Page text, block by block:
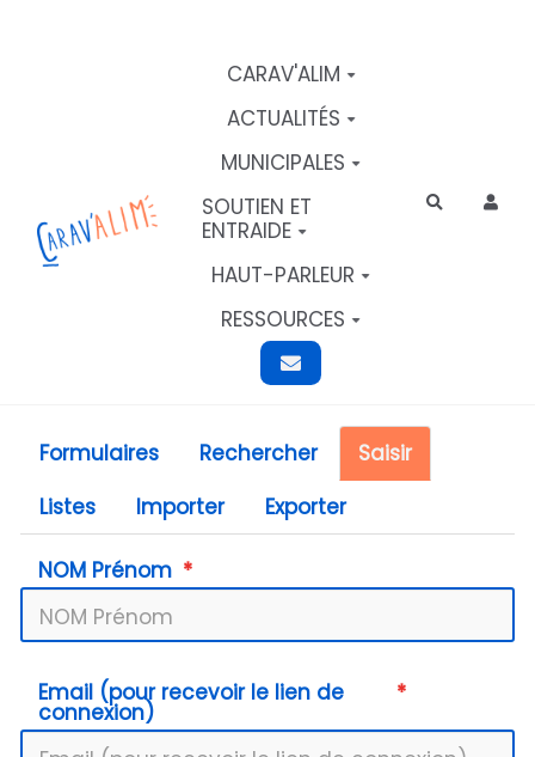
CARAV'ALIM
ACTUALITÉS
MUNICIPALES
SOUTIEN ET
ENTRAIDE
HAUT-PARLEUR
RESSOURCES
Rechercher
Formulaires Rechercher
Saisir
Listes
Importer Exporter
NOM Prénom
Email (pour recevoir le lien de
connexion)